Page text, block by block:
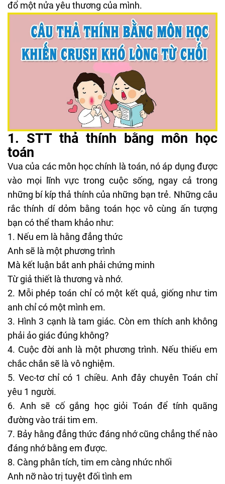
đổ một nửa yêu thương của mình.
1. STT thả thính bằng môn học
toán
Vua của các môn học chính là toán, nó áp dụng được
vào mọi lĩnh vực trong cuộc sống, ngay cả trong
những bí kíp thả thính của những bạn trẻ. Những câu
rắc thính dí dỏm bằng toán học vô cùng ấn tượng
bạn có thể tham khảo như:
Nếu em là hằng đẳng thức
Anh sẽ là một phương trình
Mà kết luận bắt anh phải chứng minh
Từ giả thiết là thương và nhớ.
Mỗi phép toán chỉ có một kết quả, giống như tim
anh chỉ có một mình em.
Hình 3 cạnh là tam giác. Còn em thích anh không
phải ảo giác đúng không?
Cuộc đời anh là một phương trình. Nếu thiếu em
chắc chắn sẽ là vô nghiệm.
Vec-tơ chỉ có 1 chiều. Anh đây chuyên Toán chỉ
yêu 1 người.
Anh sẽ cố gắng học giỏi Toán để tính quãng
đường vào trái tim em.
Bảy hằng đẳng thức đáng nhớ cũng chẳng thể nào
đáng nhớ bằng em được.
Càng phân tích, tim em càng nhức nhối
Anh nỡ nào trị tuyệt đối tình em